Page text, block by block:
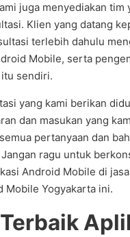
juga menyediakan tim
Klien yang datang
terlebih dahulu
Mobile, serta
sendiri.
yang kami berikan
dan masukan yang
pertanyaan dan
ragu untuk
Android Mobile di
Mobile Yogyakarta ini.